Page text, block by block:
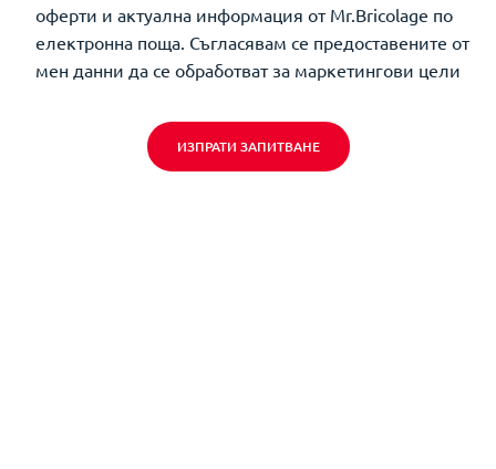
оферти и актуална информация от Mr.Bricolage по
електронна поща. Съгласявам се предоставените от
мен данни да се обработват за маркетингови цели
ИЗПРАТИ ЗАПИТВАНЕ